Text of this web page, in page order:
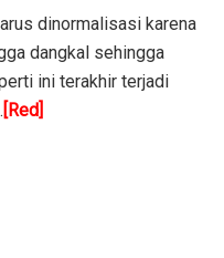
dinormalisasi karena
dangkal sehingga
ini terakhir terjadi
[Red]